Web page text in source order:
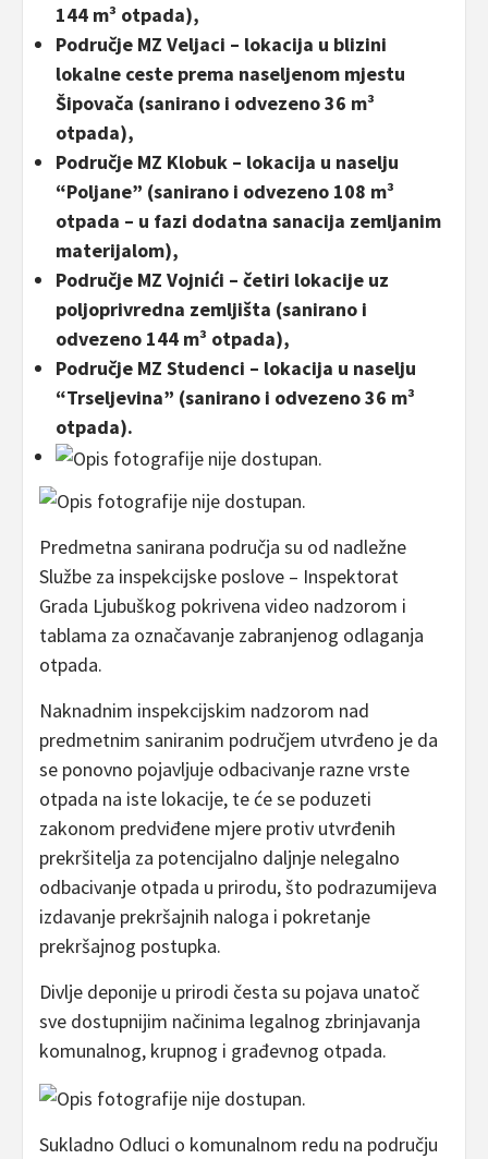
144 m³ otpada),
Područje MZ Veljaci – lokacija u blizini
lokalne ceste prema naseljenom mjestu
Šipovača (sanirano i odvezeno 36 m³
otpada),
Područje MZ Klobuk – lokacija u naselju
“Poljane” (sanirano i odvezeno 108 m³
otpada – u fazi dodatna sanacija zemljanim
materijalom),
Područje MZ Vojnići – četiri lokacije uz
poljoprivredna zemljišta (sanirano i
odvezeno 144 m³ otpada),
Područje MZ Studenci – lokacija u naselju
“Trseljevina” (sanirano i odvezeno 36 m³
otpada).
Predmetna sanirana područja su od nadležne
Službe za inspekcijske poslove – Inspektorat
Grada Ljubuškog pokrivena video nadzorom i
tablama za označavanje zabranjenog odlaganja
otpada.
Naknadnim inspekcijskim nadzorom nad
predmetnim saniranim područjem utvrđeno je da
se ponovno pojavljuje odbacivanje razne vrste
otpada na iste lokacije, te će se poduzeti
zakonom predviđene mjere protiv utvrđenih
prekršitelja za potencijalno daljnje nelegalno
odbacivanje otpada u prirodu, što podrazumijeva
izdavanje prekršajnih naloga i pokretanje
prekršajnog postupka.
Divlje deponije u prirodi česta su pojava unatoč
sve dostupnijim načinima legalnog zbrinjavanja
komunalnog, krupnog i građevnog otpada.
Sukladno Odluci o komunalnom redu na području